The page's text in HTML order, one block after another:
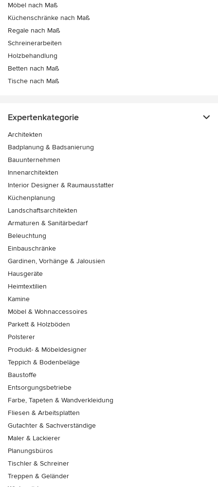
Möbel nach Maß
Küchenschränke nach Maß
Regale nach Maß
Schreinerarbeiten
Holzbehandlung
Betten nach Maß
Tische nach Maß
Expertenkategorie
Architekten
Badplanung & Badsanierung
Bauunternehmen
Innenarchitekten
Interior Designer & Raumausstatter
Küchenplanung
Landschaftsarchitekten
Armaturen & Sanitärbedarf
Beleuchtung
Einbauschränke
Gardinen, Vorhänge & Jalousien
Hausgeräte
Heimtextilien
Kamine
Möbel & Wohnaccessoires
Parkett & Holzböden
Polsterer
Produkt- & Möbeldesigner
Teppich & Bodenbeläge
Baustoffe
Entsorgungsbetriebe
Farbe, Tapeten & Wandverkleidung
Fliesen & Arbeitsplatten
Gutachter & Sachverständige
Maler & Lackierer
Planungsbüros
Tischler & Schreiner
Treppen & Geländer